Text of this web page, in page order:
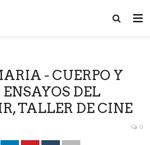
- CUERPO Y
DEL
TALLER DE CINE
0